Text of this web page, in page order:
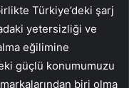
Türkiye’deki şarj
yetersizliği ve
eğilimine
güçlü konumumuzu
biri olma